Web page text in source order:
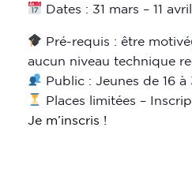
Dates : 31 mars – 11 avril
Pré-requis : être
aucun niveau technique
Public : Jeunes de 16 à
Places limitées –
Je m’inscris !